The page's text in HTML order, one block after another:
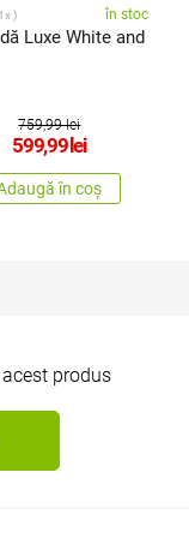
în stoc
Luxe White and
759,99 lei
599,99lei
în coș
produs